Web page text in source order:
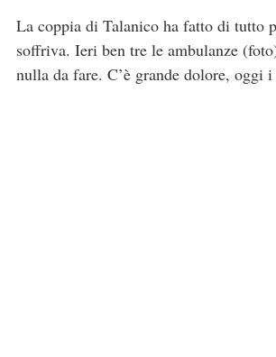
La coppia di Talanico ha fatto di tutto
soffriva. Ieri ben tre le ambulanze
nulla da fare. C’è grande dolore, oggi